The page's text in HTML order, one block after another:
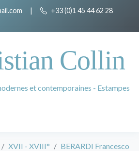
| +33 (0)1 45 44 62 28
Collin
et contemporaines - Estampes
XVII - XVIII° BERARDI Francesco